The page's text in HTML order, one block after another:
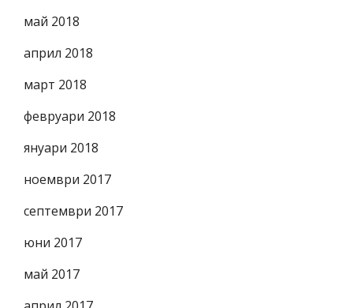
май 2018
април 2018
март 2018
февруари 2018
януари 2018
ноември 2017
септември 2017
юни 2017
май 2017